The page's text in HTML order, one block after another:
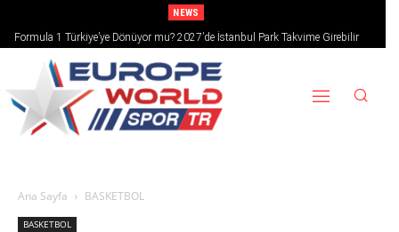
NEWS
Formula 1 Türkiye’ye Dönüyor mu? 2027’de İstanbul Park Takvime Girebilir
Ana Sayfa BASKETBOL
BASKETBOL